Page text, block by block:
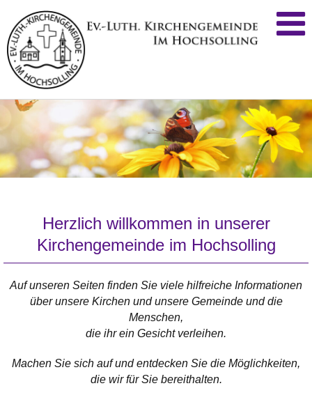
Herzlich willkommen in unserer
Kirchengemeinde im Hochsolling
Auf unseren Seiten finden Sie viele hilfreiche Informationen
über unsere Kirchen und unsere Gemeinde und die
Menschen,
die ihr ein Gesicht verleihen.
Machen Sie sich auf und entdecken Sie die Möglichkeiten,
die wir für Sie bereithalten.